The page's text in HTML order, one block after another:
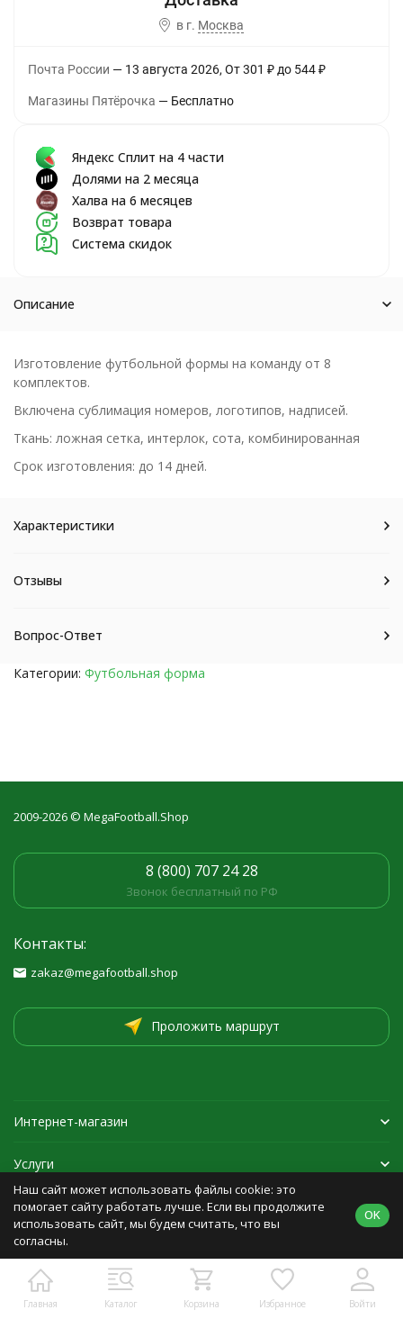
в г. Москва
Почта России 13 августа 2026 От 301 ₽до 544₽
Магазины Пятёрочка Бесплатно
Яндекс Сплит на 4 части
Долями на 2 месяца
Халва на 6 месяцев
Возврат товара
Система скидок
Описание
Изготовление футбольной формы на команду от 8
комплектов.
Включена сублимация номеров, логотипов, надписей.
Ткань: ложная сетка, интерлок, сота, комбинированная
Срок изготовления: до 14 дней.
Характеристики
Отзывы
Вопрос-Ответ
Категории: Футбольная форма
Главная Каталог Корзина Избранное Войти
2009-2026 © MegaFootball.Shop
8 (800) 707 24 28
Звонок бесплатный по РФ
Контакты:
zakaz@megafootball.shop
Проложить маршрут
Интернет-магазин
Услуги
Спортивная экипировка
Политика персональных данных Карта сайта
Наш сайт может использовать файлы cookie: это
помогает сайту работать лучше. Если вы продолжите
использовать сайт, мы будем считать, что вы
согласны.
OK